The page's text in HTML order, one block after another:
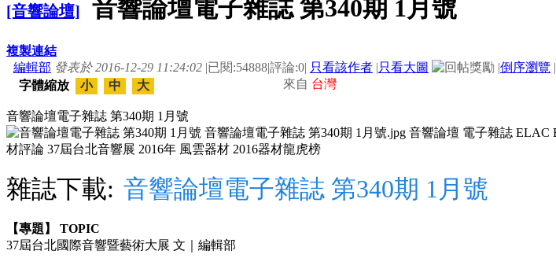
[音響論壇] 音響論壇電子雜誌 第340期 1月號
複製連結
編輯部 發表於 2016-12-29 11:24:02 |已閱:54888|評論:0| 只看該作者 |只看大圖 |倒序瀏覽 |
來自 台灣
字體縮放 小 中 大
音響論壇電子雜誌 第340期 1月號
雜誌下載: 音響論壇電子雜誌 第340期 1月號
【專題】 TOPIC
37屆台北國際音響暨藝術大展 文｜編輯部